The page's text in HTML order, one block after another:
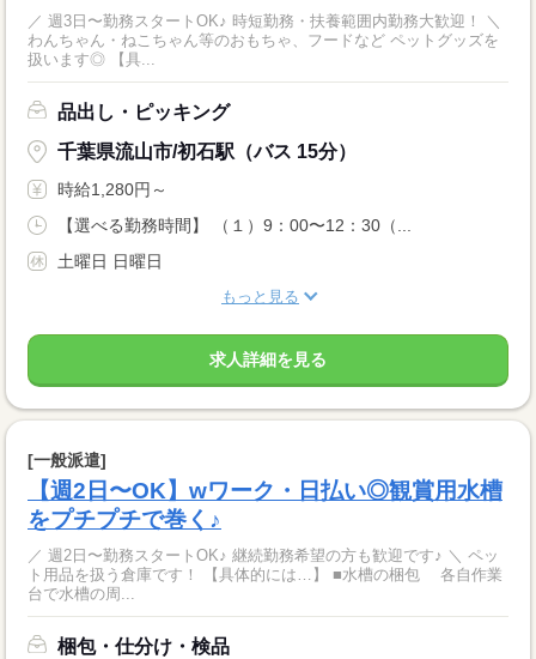
／ 週3日〜勤務スタートOK♪ 時短勤務・扶養範囲内勤務大歓迎！ ＼
わんちゃん・ねこちゃん等のおもちゃ、フードなど ペットグッズを
扱います◎ 【具...
品出し・ピッキング
千葉県流山市/初石駅（バス 15分）
時給1,280円～
【選べる勤務時間】 （１）9：00〜12：30（...
土曜日 日曜日
もっと見る
求人詳細を見る
[一般派遣]
【週2日〜OK】wワーク・日払い◎観賞用水槽
をプチプチで巻く♪
／ 週2日〜勤務スタートOK♪ 継続勤務希望の方も歓迎です♪ ＼ ペッ
ト用品を扱う倉庫です！ 【具体的には…】 ■水槽の梱包 各自作業
台で水槽の周...
梱包・仕分け・検品